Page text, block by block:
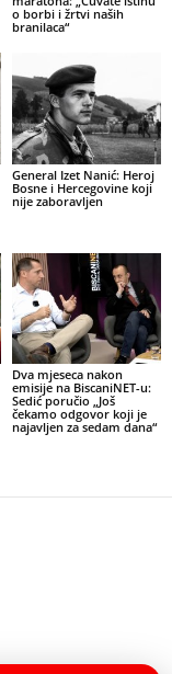
o borbi i žrtvi naših
branilaca“
General Izet Nanić: Heroj
Bosne i Hercegovine koji
nije zaboravljen
Dva mjeseca nakon
emisije na BiscaniNET-u:
Sedić poručio „Još
čekamo odgovor koji je
najavljen za sedam dana“